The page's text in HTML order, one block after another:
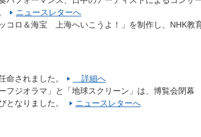
ニュースレターへ
コロ＆海宝 上海へいこうよ！」を制作し、NHK教
命されました。
詳細へ
フジオラマ」と「地球スクリーン」は、博覧会閉幕
となりました。
ニュースレターへ